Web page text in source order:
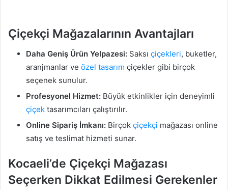
Çiçekçi Mağazalarının Avantajları
Daha Geniş Ürün Yelpazesi: Saksı çiçekleri, buketler,
aranjmanlar ve özel tasarım çiçekler gibi birçok
seçenek sunulur.
Profesyonel Hizmet: Büyük etkinlikler için deneyimli
çiçek tasarımcıları çalıştırılır.
Online Sipariş İmkanı: Birçok çiçekçi mağazası online
satış ve teslimat hizmeti sunar.
Kocaeli’de Çiçekçi Mağazası
Seçerken Dikkat Edilmesi Gerekenler